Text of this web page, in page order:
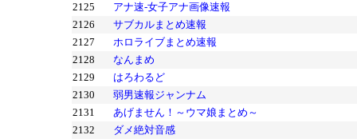
2125
アナ速‐女子アナ画像速報
2126
サブカルまとめ速報
2127
ホロライブまとめ速報
2128
なんまめ
2129
はろわるど
2130
弱男速報ジャンナム
2131
あげません！～ウマ娘まとめ～
2132
ダメ絶対音感